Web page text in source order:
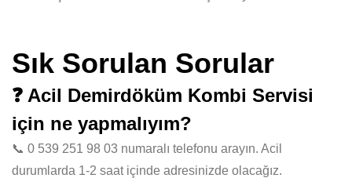
Sık Sorulan Sorular
❓ Acil Demirdöküm Kombi Servisi
için ne yapmalıyım?
📞 0 539 251 98 03 numaralı telefonu arayın. Acil
durumlarda 1-2 saat içinde adresinizde olacağız.